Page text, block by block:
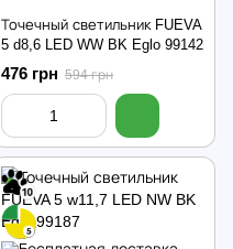
Точечный светильник FUEVA
5 d8,6 LED WW BK Eglo 99142
476 грн 594 грн